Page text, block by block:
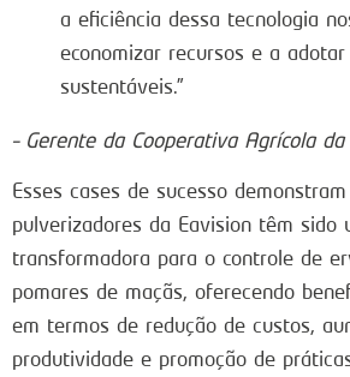
a eficiência dessa tecnologia
economizar recursos e a
sustentáveis.”
– Gerente da Cooperativa Agrícola
Esses cases de sucesso
pulverizadores da Eavision têm sido
transformadora para o controle de
pomares de maçãs, oferecendo
em termos de redução de custos,
produtividade e promoção de